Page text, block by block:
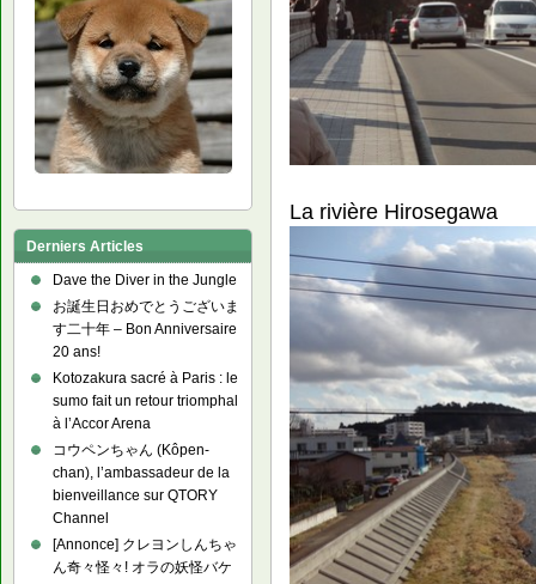
La rivière Hirosegawa
Derniers Articles
Dave the Diver in the Jungle
お誕生日おめでとうございま
す二十年 – Bon Anniversaire
20 ans!
Kotozakura sacré à Paris : le
sumo fait un retour triomphal
à l’Accor Arena
コウペンちゃん (Kôpen-
chan), l’ambassadeur de la
bienveillance sur QTORY
Channel
[Annonce] クレヨンしんちゃ
ん奇々怪々! オラの妖怪バケ